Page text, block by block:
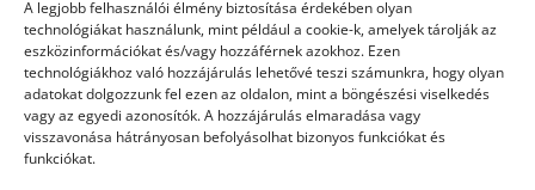
A legjobb felhasználói élmény biztosítása érdekében olyan
technológiákat használunk, mint például a cookie-k, amelyek tárolják az
eszközinformációkat és/vagy hozzáférnek azokhoz. Ezen
technológiákhoz való hozzájárulás lehetővé teszi számunkra, hogy olyan
adatokat dolgozzunk fel ezen az oldalon, mint a böngészési viselkedés
vagy az egyedi azonosítók. A hozzájárulás elmaradása vagy
visszavonása hátrányosan befolyásolhat bizonyos funkciókat és
funkciókat.
Egyéb
Étel
Szolgáltatás